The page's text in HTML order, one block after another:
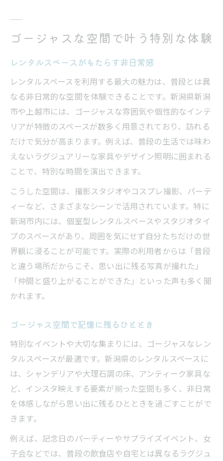
ゴージャスな空間で叶う特別な体験
レンタルスペースがもたらす非日常感
レンタルスペースを利用する最大の魅力は、普段とは異
なる非日常的な空間を体験できることです。新潟県新潟
市や上越市には、ゴージャスな雰囲気や個性的なインテ
リアが特徴のスペースが数多く用意されており、訪れる
だけで気分が高まります。例えば、普段の生活では味わ
えないラグジュアリーな家具やデザイン照明に囲まれる
ことで、特別な時間を演出できます。
こうした空間は、撮影スタジオやコスプレ撮影、パーテ
ィーなど、さまざまなシーンで活用されています。特に
新潟市内には、個室型レンタルスペースやスタジオタイ
プのスペースがあり、周囲を気にせず自分たちだけの世
界観に浸ることが可能です。実際の利用者からは「普段
と違う場所だからこそ、思い出に残る写真が撮れた」
「仲間と盛り上がることができた」といった声も多く聞
かれます。
ゴージャス空間で記憶に残るひととき
特別なイベントや大切な集まりには、ゴージャスなレン
タルスペースが最適です。新潟県のレンタルスペースに
は、シャンデリアや大理石調の床、アンティーク家具な
ど、インスタ映えする要素が揃った空間も多く、非日常
を体感しながら思い出に残るひとときを過ごすことがで
きます。
例えば、記念日のパーティーやサプライズイベント、女
子会などでは、普段の飲食店や自宅とは異なるラグジュ